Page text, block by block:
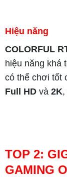
Hiệu năng
COLORFUL
hiệu năng khá
có thể chơi tốt
Full HD và 2K
TOP 2:
GAMING